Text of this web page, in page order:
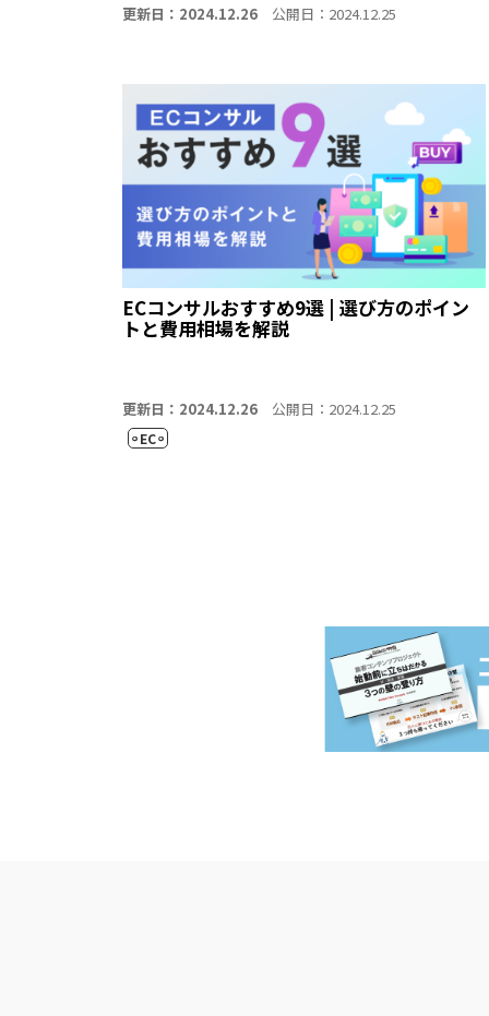
更新日：2024.12.26 公開日：2024.12.25
ECコンサルおすすめ9選 | 選び方のポイン
トと費用相場を解説
更新日：2024.12.26 公開日：2024.12.25
EC